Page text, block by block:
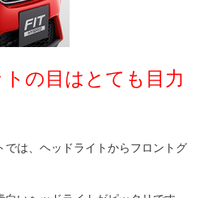
の目はとても目力
は、ヘッドライトからフロントグ